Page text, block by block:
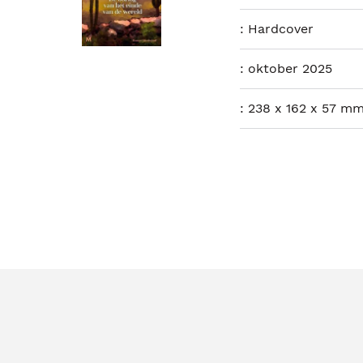
: Hardcover
: oktober 2025
: 238 x 162 x 57